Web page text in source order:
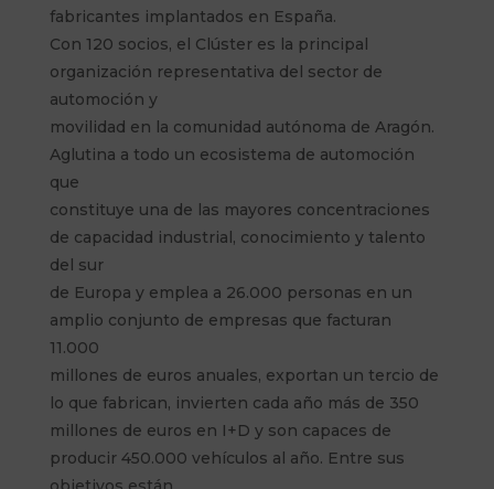
fabricantes implantados en España.
Con 120 socios, el Clúster es la principal
organización representativa del sector de
automoción y
movilidad en la comunidad autónoma de Aragón.
Aglutina a todo un ecosistema de automoción
que
constituye una de las mayores concentraciones
de capacidad industrial, conocimiento y talento
del sur
de Europa y emplea a 26.000 personas en un
amplio conjunto de empresas que facturan
11.000
millones de euros anuales, exportan un tercio de
lo que fabrican, invierten cada año más de 350
millones de euros en I+D y son capaces de
producir 450.000 vehículos al año. Entre sus